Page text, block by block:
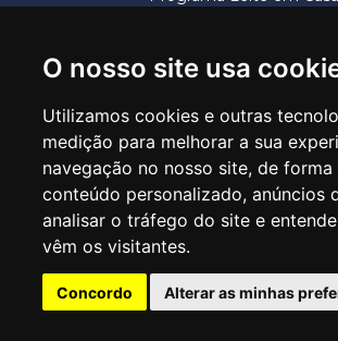
O nosso site usa
Utilizamos cookies e outras
medição para melhorar a sua
navegação no nosso site, de
conteúdo personalizado, anúncios
analisar o tráfego do site e
vêm os visitantes.
Concordo Alterar as minhas
SECRETARIA DE
Rua Claudino Barbosa, 313 - Macedo -
Central de Atendimento: *55 11